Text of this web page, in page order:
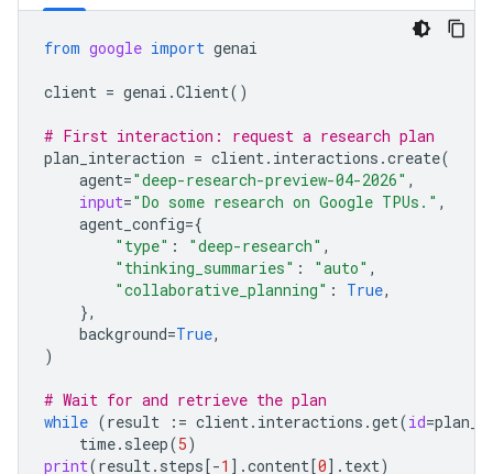
from google import genai
client = genai .Client()
# First interaction: request a research plan
plan_interaction = client. interactions .create(
agent="deep-research-preview-04-2026" ,
input="Do some research on Google TPUs." ,
agent_config={
"type" : "deep-research" ,
"thinking_summaries" : "auto" ,
"collaborative_planning" : True,
},
background=True,
)
# Wait for and retrieve the plan
while (result := client. interactions .get(id=
time. sleep(5)
print(result. steps[-1 ] .content[0] . text)